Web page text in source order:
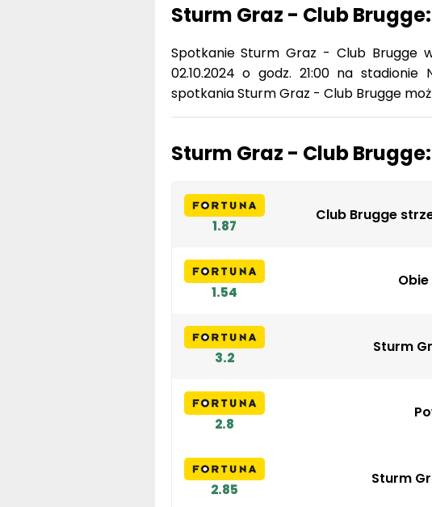
Sturm Graz - Club
Spotkanie Sturm Graz - Club Brugge
02.10.2024 o godz. 21:00 na
spotkania Sturm Graz - Club Brugge
Sturm Graz - Club
1.87
Club Brugge
1.54
3.2
Sturm
2.8
2.85
Sturm